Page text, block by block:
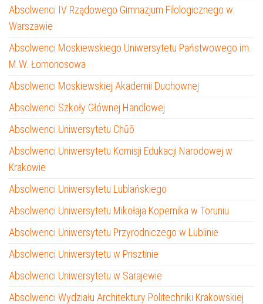
Absolwenci IV Rządowego Gimnazjum Filologicznego w
Warszawie
Absolwenci Moskiewskiego Uniwersytetu Państwowego im.
M.W. Łomonosowa
Absolwenci Moskiewskiej Akademii Duchownej
Absolwenci Szkoły Głównej Handlowej
Absolwenci Uniwersytetu Chūō
Absolwenci Uniwersytetu Komisji Edukacji Narodowej w
Krakowie
Absolwenci Uniwersytetu Lublańskiego
Absolwenci Uniwersytetu Mikołaja Kopernika w Toruniu
Absolwenci Uniwersytetu Przyrodniczego w Lublinie
Absolwenci Uniwersytetu w Prisztinie
Absolwenci Uniwersytetu w Sarajewie
Absolwenci Wydziału Architektury Politechniki Krakowskiej